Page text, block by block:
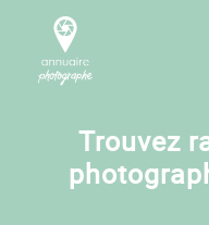
Trouvez